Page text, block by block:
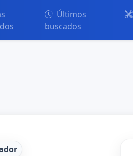
Últimos
buscados